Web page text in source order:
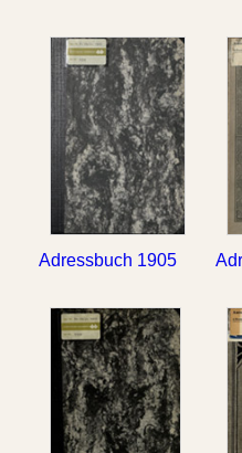
Adressbuch 1905